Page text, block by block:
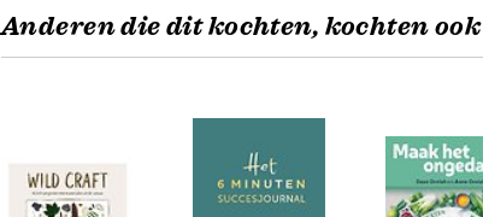
Anderen die dit kochten, kochten ook